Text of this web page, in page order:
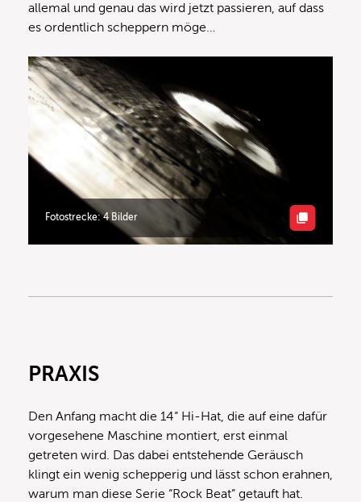
allemal und genau das wird jetzt passieren, auf dass
es ordentlich scheppern möge…
Fotostrecke: 4 Bilder
PRAXIS
Den Anfang macht die 14“ Hi-Hat, die auf eine dafür
vorgesehene Maschine montiert, erst einmal
getreten wird. Das dabei entstehende Geräusch
klingt ein wenig schepperig und lässt schon erahnen,
warum man diese Serie “Rock Beat” getauft hat.